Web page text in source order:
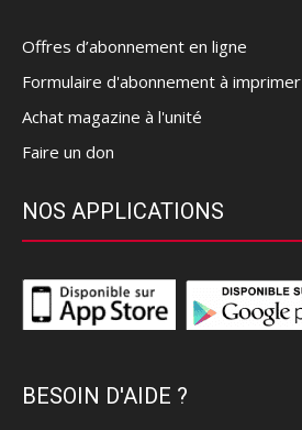
Offres d’abonnement en ligne
Formulaire d'abonnement à imprimer
Achat magazine à l'unité
Faire un don
NOS APPLICATIONS
BESOIN D'AIDE ?